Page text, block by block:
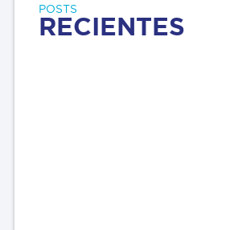
POSTS
RECIENTES